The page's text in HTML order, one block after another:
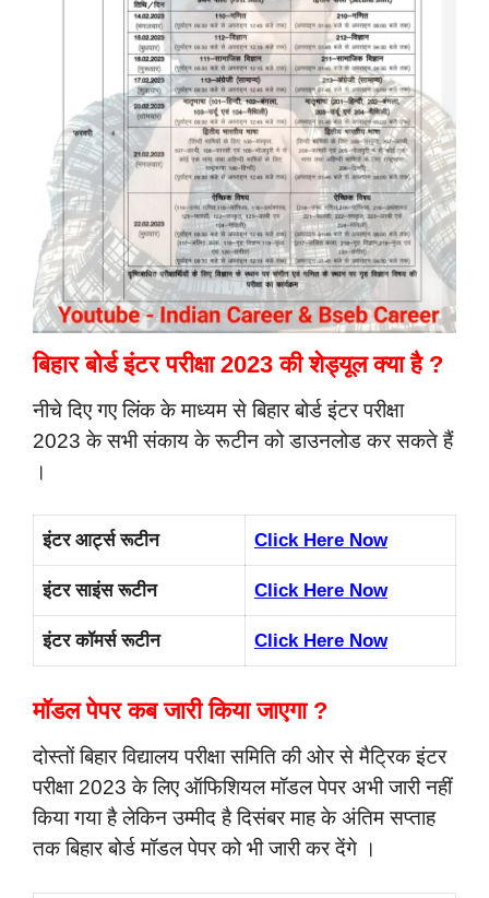
बिहार बोर्ड इंटर परीक्षा 2023 की शेड्यूल क्या है ?
नीचे दिए गए लिंक के माध्यम से बिहार बोर्ड इंटर परीक्षा
2023 के सभी संकाय के रूटीन को डाउनलोड कर सकते हैं
।
इंटर आर्ट्स रूटीन Click Here Now
इंटर साइंस रूटीन Click Here Now
इंटर कॉमर्स रूटीन Click Here Now
मॉडल पेपर कब जारी किया जाएगा ?
दोस्तों बिहार विद्यालय परीक्षा समिति की ओर से मैट्रिक इंटर
परीक्षा 2023 के लिए ऑफिशियल मॉडल पेपर अभी जारी नहीं
किया गया है लेकिन उम्मीद है दिसंबर माह के अंतिम सप्ताह
तक बिहार बोर्ड मॉडल पेपर को भी जारी कर देंगे ।